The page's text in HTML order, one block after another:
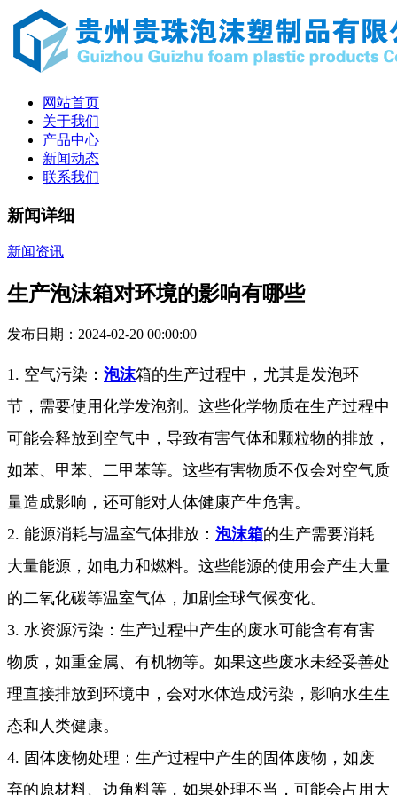
网站首页
关于我们
产品中心
新闻动态
联系我们
新闻详细
新闻资讯
生产泡沫箱对环境的影响有哪些
发布日期：2024-02-20 00:00:00
1. 空气污染： 泡沫箱的生产过程中，尤其是发泡环
节，需要使用化学发泡剂。这些化学物质在生产过程中
可能会释放到空气中，导致有害气体和颗粒物的排放，
如苯、甲苯、二甲苯等。这些有害物质不仅会对空气质
量造成影响，还可能对人体健康产生危害。
2. 能源消耗与温室气体排放： 泡沫箱的生产需要消耗
大量能源，如电力和燃料。这些能源的使用会产生大量
的二氧化碳等温室气体，加剧全球气候变化。
3. 水资源污染：生产过程中产生的废水可能含有有害
物质，如重金属、有机物等。如果这些废水未经妥善处
理直接排放到环境中，会对水体造成污染，影响水生生
态和人类健康。
4. 固体废物处理：生产过程中产生的固体废物，如废
弃的原材料、边角料等，如果处理不当，可能会占用大